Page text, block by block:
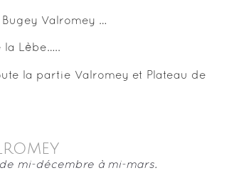
Valromey …
la Lèbe…..
la partie Valromey et Plateau de
de mi-décembre à mi-mars.